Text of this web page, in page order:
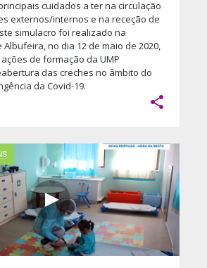
cuidados a ter na circulação
externos/internos e na receção de
no dia 12 de maio de 2020,
de formação da UMP
das creches no âmbito do
da Covid-19.
